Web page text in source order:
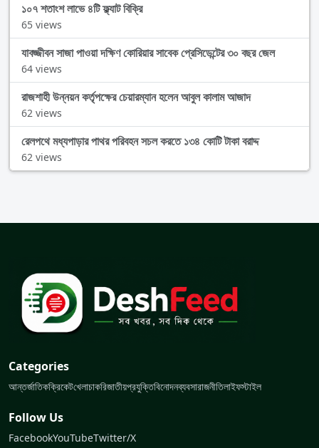
১০৭ শতাংশ লাভে ৪টি ফ্ল্যাট বিক্রি
65 views
যাবজ্জীবন সাজা পাওয়া দক্ষিণ কোরিয়ার সাবেক প্রেসিডেন্টের ৩০ বছর জেল
64 views
রাজশাহী উন্নয়ন কর্তৃপক্ষের চেয়ারম্যান হলেন আবুল কালাম আজাদ
62 views
রেলপথে মধ্যপাড়ার পাথর পরিবহন সচল করতে ১৩৪ কোটি টাকা বরাদ্দ
62 views
Categories
আন্তর্জাতিকক্রিকেটখেলাচাকরিজাতীয়প্রযুক্তিবিনোদনব্যবসারাজনীতিলাইফস্টাইল
Follow Us
FacebookYouTubeTwitter/X